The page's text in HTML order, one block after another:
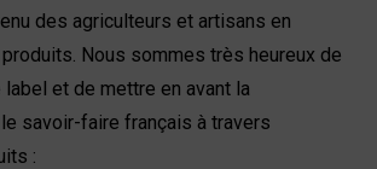
des agriculteurs et artisans en
Nous sommes très heureux de
et de mettre en avant la
savoir-faire français à travers
: